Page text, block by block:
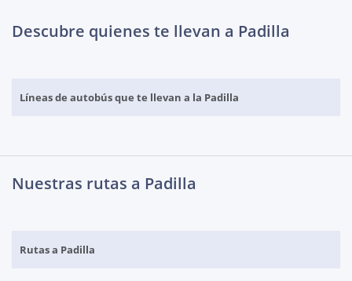
Descubre quienes te llevan a Padilla
Líneas de autobús que te llevan a la Padilla
Nuestras rutas a Padilla
Rutas a Padilla